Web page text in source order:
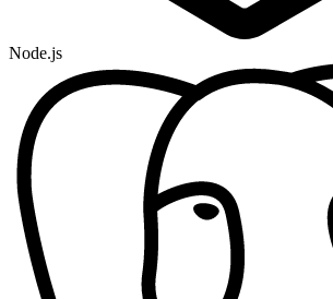
Node.js